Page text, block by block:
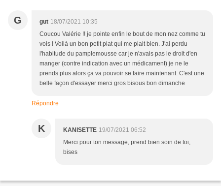
G gut 18/07/2021 10:35
Coucou Valérie !! je pointe enfin le bout de mon nez comme tu
vois ! Voilà un bon petit plat qui me plait bien. J'ai perdu
l'habitude du pamplemousse car je n'avais pas le droit d'en
manger (contre indication avec un médicament) je ne le
prends plus alors ça va pouvoir se faire maintenant. C'est une
belle façon d'essayer merci gros bisous bon dimanche
Répondre
K KANISETTE 19/07/2021 06:52
Merci pour ton message, prend bien soin de toi,
bises